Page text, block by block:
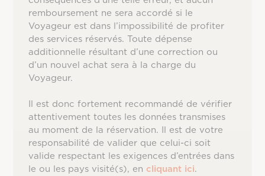
remboursement ne sera accordé si le
Voyageur est dans l’impossibilité de profiter
des services réservés. Toute dépense
additionnelle résultant d’une correction ou
d’un nouvel achat sera à la charge du
Voyageur.
Il est donc fortement recommandé de vérifier
attentivement toutes les données transmises
au moment de la réservation. Il est de votre
responsabilité de valider que celui-ci soit
valide respectant les exigences d’entrées dans
le ou les pays visité(s), en cliquant ici.